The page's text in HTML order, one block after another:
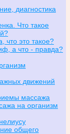
диагностика
Что такое
что это такое?
а что - правда?
движений
массажа
на организм
общего